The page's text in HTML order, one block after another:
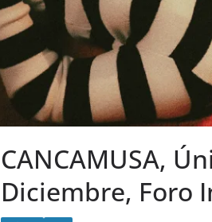
CANCAMUSA,
Diciembre, Foro